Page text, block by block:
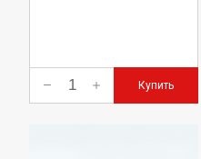
Купить